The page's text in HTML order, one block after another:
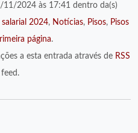
2024 às 17:41 dentro da(s)
2024, Notícias, Pisos, Pisos
página.
a esta entrada através de RSS